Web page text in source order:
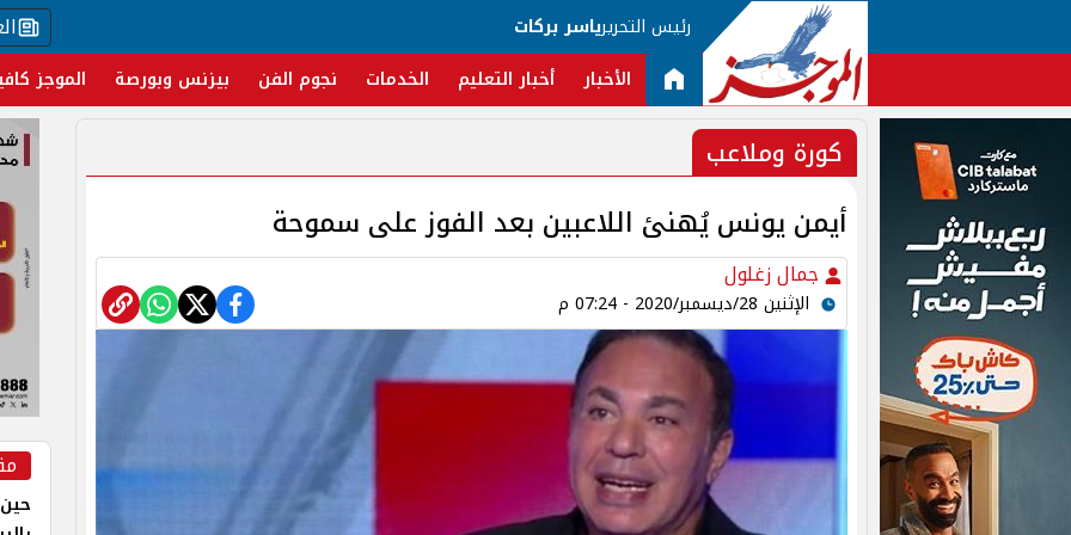
رئيس التحريرياسر بركات
الأخبار أخبار التعليم الخدمات نجوم الفن بيزنس وبورصة الموجز
كورة وملاعب
أيمن يونس يُهنئ اللاعبين بعد الفوز على سموحة
جمال زغلول
الإثنين 28/ديسمبر/2020 - 07:24 م